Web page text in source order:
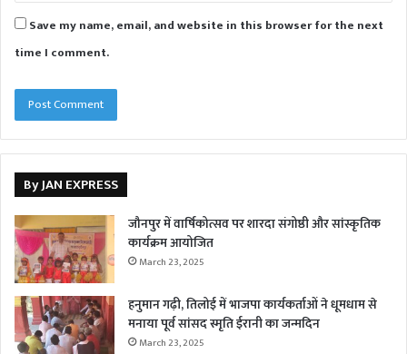
Save my name, email, and website in this browser for the next
time I comment.
By JAN EXPRESS
जौनपुर में वार्षिकोत्सव पर शारदा संगोष्ठी और सांस्कृतिक
कार्यक्रम आयोजित
March 23, 2025
हनुमान गढ़ी, तिलोई में भाजपा कार्यकर्ताओं ने धूमधाम से
मनाया पूर्व सांसद स्मृति ईरानी का जन्मदिन
March 23, 2025